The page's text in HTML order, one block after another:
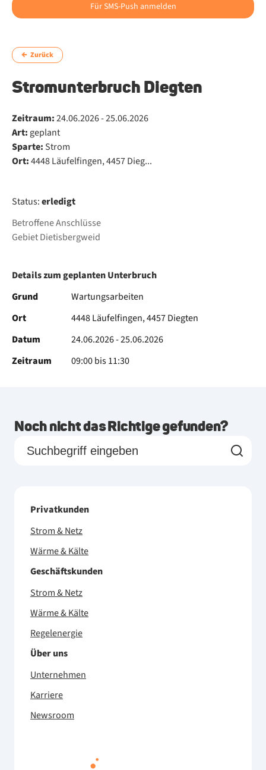
Für SMS-Push anmelden
Zurück
Stromunterbruch Diegten
Zeitraum:24.06.2026 - 25.06.2026
Art: geplant
Sparte: Strom
Ort:4448 Läufelfingen, 4457 Dieg...
Status:erledigt
Betroffene Anschlüsse
Gebiet Dietisbergweid
Details zum geplanten Unterbruch
Grund
Wartungsarbeiten
Ort
4448 Läufelfingen, 4457 Diegten
Datum
24.06.2026 - 25.06.2026
Zeitraum
09:00 bis 11:30
Noch nicht das Richtige gefunden?
Privatkunden
Strom & Netz
Wärme & Kälte
Geschäftskunden
Strom & Netz
Wärme & Kälte
Regelenergie
Über uns
Unternehmen
Karriere
Newsroom